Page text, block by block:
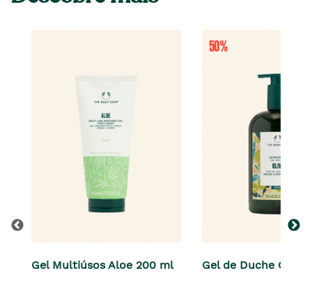
Gel Multiúsos Aloe 200 ml Gel de Duche Olive